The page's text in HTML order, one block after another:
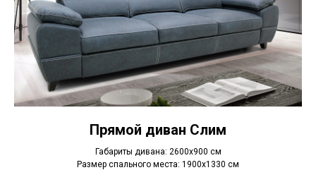
Прямой диван Слим
Габариты дивана: 2600х900 см
Размер спального места: 1900х1330 см